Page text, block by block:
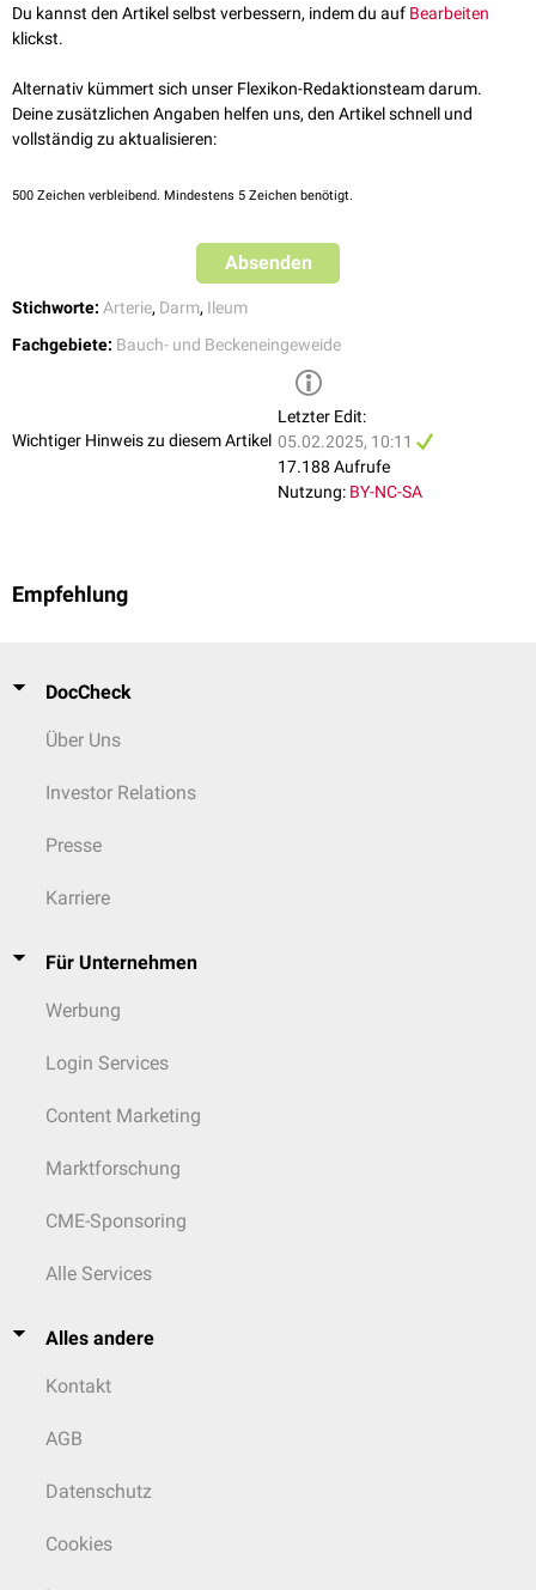
Sie verzweigen sich weiter in zahlreiche kleine Äste. Die Arterien, die am
dichtesten parallel zum Darm verlaufen, werden als Arteriae marginales
dieDarmwandversorgen.
Du kannst den Artikel selbst verbessern, indem du auf Bearbeiten
klickst.
Alternativ kümmert sich unser Flexikon-Redaktionsteam darum.
Deine zusätzlichen Angaben helfen uns, den Artikel schnell und
vollständig zu aktualisieren:
500 Zeichen verbleibend. Mindestens 5 Zeichen benötigt.
Absenden
Stichworte: Arterie, Darm, Ileum
Fachgebiete: Bauch- und Beckeneingeweide
Wichtiger Hinweis zu diesem Artikel
Letzter Edit:
05.02.2025, 10:11
17.188 Aufrufe
Nutzung: BY-NC-SA
Empfehlung
DocCheck
Über Uns
Investor Relations
Presse
Karriere
Für Unternehmen
Werbung
Login Services
Content Marketing
Marktforschung
CME-Sponsoring
Alle Services
Alles andere
Kontakt
AGB
Datenschutz
Cookies